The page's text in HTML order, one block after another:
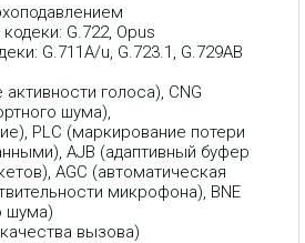
G.722, Opus
G.711A/u, G.723.1, G.729AB
голоса), CNG
шума),
PLC (маркирование потери
AJB (адаптивный буфер
AGC (автоматическая
микрофона), BNE
шума)
вызова)